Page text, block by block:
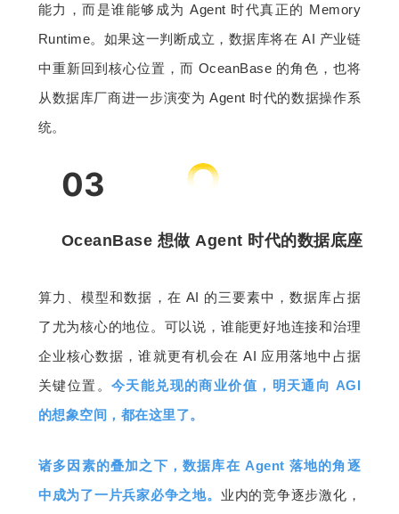
能力，而是谁能够成为 Agent 时代真正的 Memory
Runtime。如果这一判断成立，数据库将在 AI 产业链
中重新回到核心位置，而 OceanBase 的角色，也将
从数据库厂商进一步演变为 Agent 时代的数据操作系
统。
03
OceanBase 想做 Agent 时代的数据底座
算力、模型和数据，在 AI 的三要素中，数据库占据
了尤为核心的地位。可以说，谁能更好地连接和治理
企业核心数据，谁就更有机会在 AI 应用落地中占据
关键位置。 今天能兑现的商业价值，明天通向 AGI
的想象空间，都在这里了。
诸多因素的叠加之下，数据库在 Agent 落地的角逐
中成为了一片兵家必争之地。 业内的竞争逐步激化，